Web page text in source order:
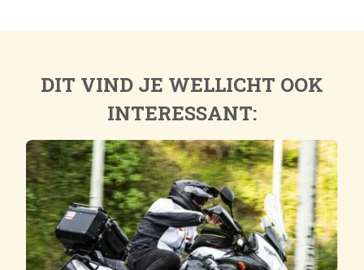
DIT VIND JE WELLICHT OOK
INTERESSANT: